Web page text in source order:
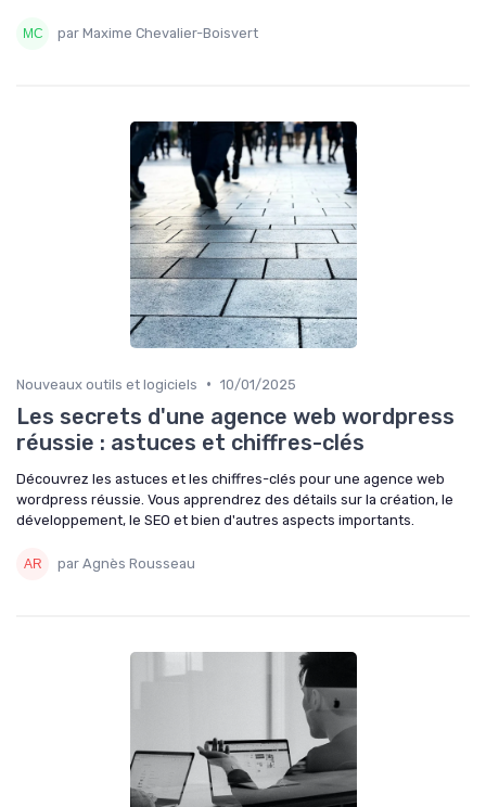
par Maxime Chevalier-Boisvert
Nouveaux outils et logiciels • 10/01/2025
Les secrets d'une agence web wordpress
réussie : astuces et chiffres-clés
Découvrez les astuces et les chiffres-clés pour une agence web
wordpress réussie. Vous apprendrez des détails sur la création, le
développement, le SEO et bien d'autres aspects importants.
par Agnès Rousseau